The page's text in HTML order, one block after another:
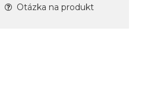
Otázka na produkt